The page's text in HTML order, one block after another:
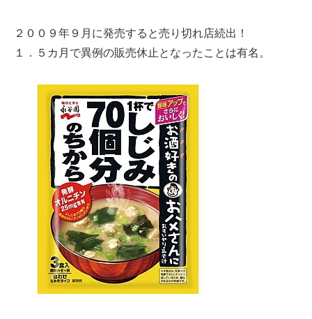
２００９年９月に発売すると売り切れ店続出！
１．５カ月で異例の販売休止となったことは有名。